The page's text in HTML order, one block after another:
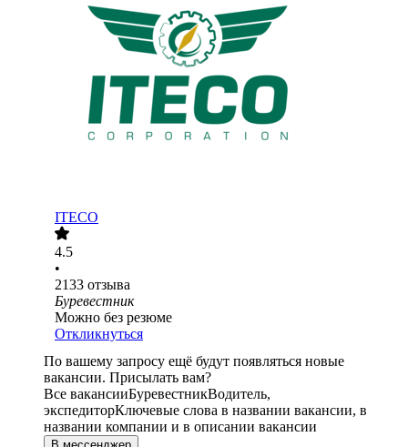
ITECO
4.5
•
2133 отзыва
Буревестник
Можно без резюме
Откликнуться
По вашему запросу ещё будут появляться новые
вакансии. Присылать вам?
Все вакансииБуревестникВодитель,
экспедиторКлючевые слова в названии вакансии, в
названии компании и в описании вакансии